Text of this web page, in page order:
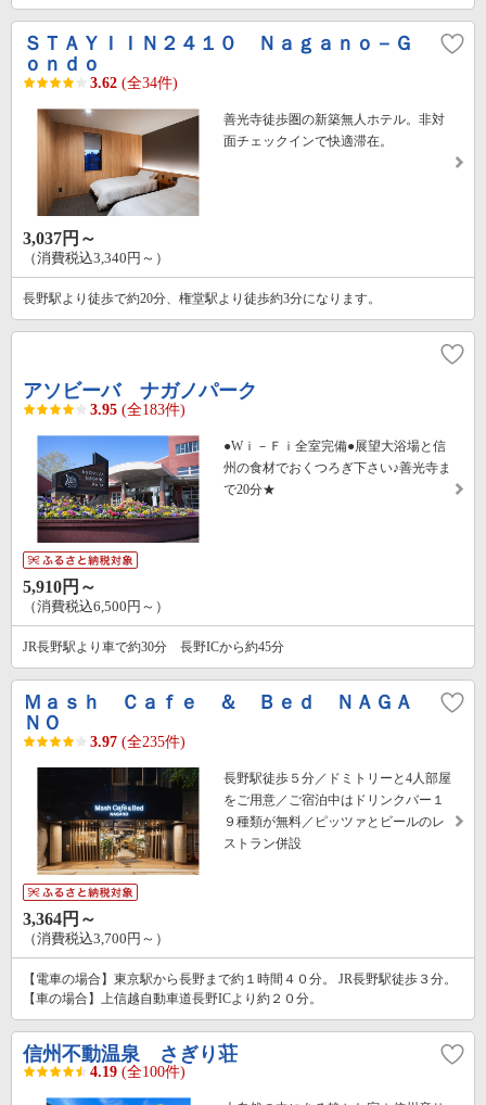
ＳＴＡＹＩＩＮ２４１０ Ｎａｇａｎｏ－Ｇ
ｏｎｄｏ
3.62 (全34件)
善光寺徒歩圏の新築無人ホテル。非対
面チェックインで快適滞在。
3,037円～
（消費税込3,340円～）
長野駅より徒歩で約20分、権堂駅より徒歩約3分になります。
アソビーバ ナガノパーク
3.95 (全183件)
●Wｉ－Ｆｉ全室完備●展望大浴場と信
州の食材でおくつろぎ下さい♪善光寺ま
で20分★
5,910円～
（消費税込6,500円～）
JR長野駅より車で約30分 長野ICから約45分
Ｍａｓｈ Ｃａｆｅ ＆ Ｂｅｄ ＮＡＧＡ
ＮＯ
3.97 (全235件)
長野駅徒歩５分／ドミトリーと4人部屋
をご用意／ご宿泊中はドリンクバー１
９種類が無料／ピッツァとビールのレ
ストラン併設
3,364円～
（消費税込3,700円～）
【電車の場合】東京駅から長野まで約１時間４０分。 JR長野駅徒歩３分。
【車の場合】上信越自動車道長野ICより約２０分。
信州不動温泉 さぎり荘
4.19 (全100件)